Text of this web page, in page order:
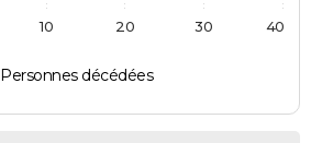
Personnes décédées
10 20 30 40